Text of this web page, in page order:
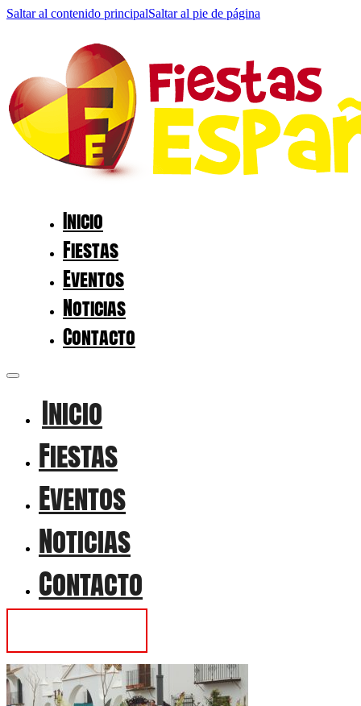
Saltar al contenido principalSaltar al pie de página
Inicio
Fiestas
Eventos
Noticias
Contacto
Inicio
Fiestas
Eventos
Noticias
Contacto